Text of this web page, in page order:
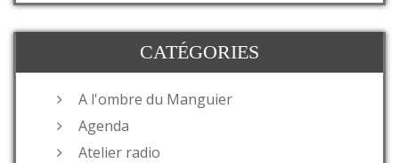
CATÉGORIES
A l'ombre du Manguier
Agenda
Atelier radio